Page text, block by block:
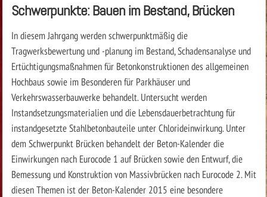
Schwerpunkte: Bauen im Bestand, Brücken
In diesem Jahrgang werden schwerpunktmäßig die
Tragwerksbewertung und -planung im Bestand, Schadensanalyse und
Ertüchtigungsmaßnahmen für Betonkonstruktionen des allgemeinen
Hochbaus sowie im Besonderen für Parkhäuser und
Verkehrswasserbauwerke behandelt. Untersucht werden
Instandsetzungsmaterialien und die Lebensdauerbetrachtung für
instandgesetzte Stahlbetonbauteile unter Chlorideinwirkung. Unter
dem Schwerpunkt Brücken behandelt der Beton-Kalender die
Einwirkungen nach Eurocode 1 auf Brücken sowie den Entwurf, die
Bemessung und Konstruktion von Massivbrücken nach Eurocode 2. Mit
diesen Themen ist der Beton-Kalender 2015 eine besondere